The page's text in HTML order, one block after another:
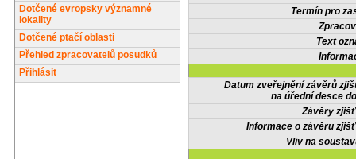
Dotčené evropsky významné
lokality
Dotčené ptačí oblasti
Přehled zpracovatelů posudků
Přihlásit
Termín pro
Text
Datum zveřejnění závěrů
na úřední desce
Závěry
Informace o závěru
Vliv na